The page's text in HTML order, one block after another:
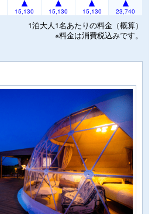
15,130 15,130 15,130 23,740
1泊大人1名あたりの料金（概算）
※料金は消費税込みです。